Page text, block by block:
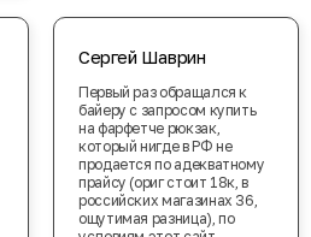
Сергей Шаврин
Первый раз обращался к
байеру с запросом купить
на фарфетче рюкзак,
который нигде в РФ не
продается по адекватному
прайсу (ориг стоит 18к, в
российских магазинах 36,
ощутимая разница), по